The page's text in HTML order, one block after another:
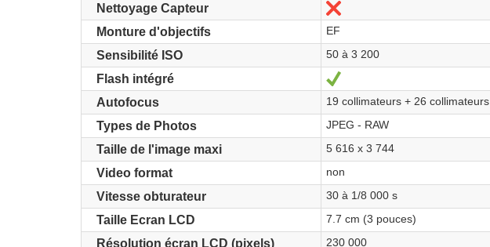
Nettoyage Capteur Nein
Monture d'objectifs EF
Sensibilité ISO 50 à 3 200
Flash intégré Ja
Autofocus 19 collimateurs + 26 collimateurs
Types de Photos JPEG - RAW
Taille de l'image maxi 5 616 x 3 744
Video format non
Vitesse obturateur 30 à 1/8 000 s
Taille Ecran LCD 7.7 cm (3 pouces)
Résolution écran LCD (pixels) 230 000